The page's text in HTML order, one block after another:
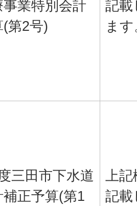
業特別会計
第2号)
記載
ま
三田市下水道
正予算(第1
上
記載